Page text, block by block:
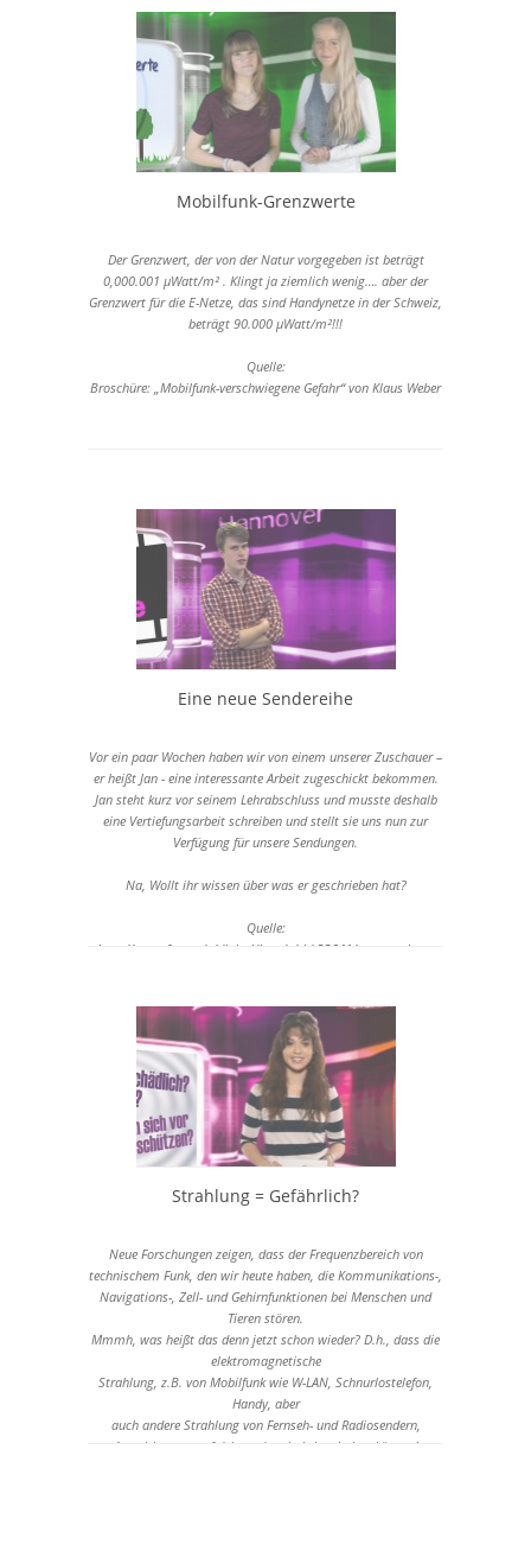
Mobilfunk-Grenzwerte
Der Grenzwert, der von der Natur vorgegeben ist beträgt
0,000.001 µWatt/m² . Klingt ja ziemlich wenig…. aber der
Grenzwert für die E-Netze, das sind Handynetze in der Schweiz,
beträgt 90.000 µWatt/m²!!!
Quelle:
Broschüre: „Mobilfunk-verschwiegene Gefahr“ von Klaus Weber
Eine neue Sendereihe
Vor ein paar Wochen haben wir von einem unserer Zuschauer –
er heißt Jan - eine interessante Arbeit zugeschickt bekommen.
Jan steht kurz vor seinem Lehrabschluss und musste deshalb
eine Vertiefungsarbeit schreiben und stellt sie uns nun zur
Verfügung für unsere Sendungen.
Na, Wollt ihr wissen über was er geschrieben hat?
Quelle:
http://www.focus.de/digital/handy/tid-33641/warme-ohren-
Strahlung = Gefährlich?
Neue Forschungen zeigen, dass der Frequenzbereich von
technischem Funk, den wir heute haben, die Kommunikations-,
Navigations-, Zell- und Gehirnfunktionen bei Menschen und
Tieren stören.
Mmmh, was heißt das denn jetzt schon wieder? D.h., dass die
elektromagnetische
Strahlung, z.B. von Mobilfunk wie W-LAN, Schnurlostelefon,
Handy, aber
auch andere Strahlung von Fernseh- und Radiosendern,
Auswirkungen auf dein und mein Leben haben können!